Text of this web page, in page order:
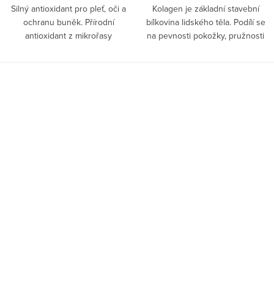
Silný antioxidant pro pleť, oči a
ochranu buněk. Přírodní
antioxidant z mikrořasy
Kolagen je základní stavební
bílkovina lidského těla. Podílí se
na pevnosti pokožky, pružnosti